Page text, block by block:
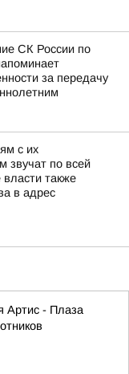
СК России по
за передачу
с их
звучат по всей
также
в адрес
Артис - Плаза